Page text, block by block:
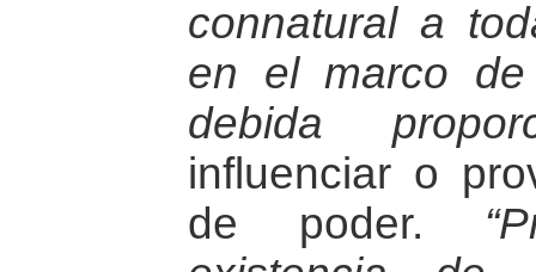
connatural a
en el marco
debida
influenciar o
de poder.